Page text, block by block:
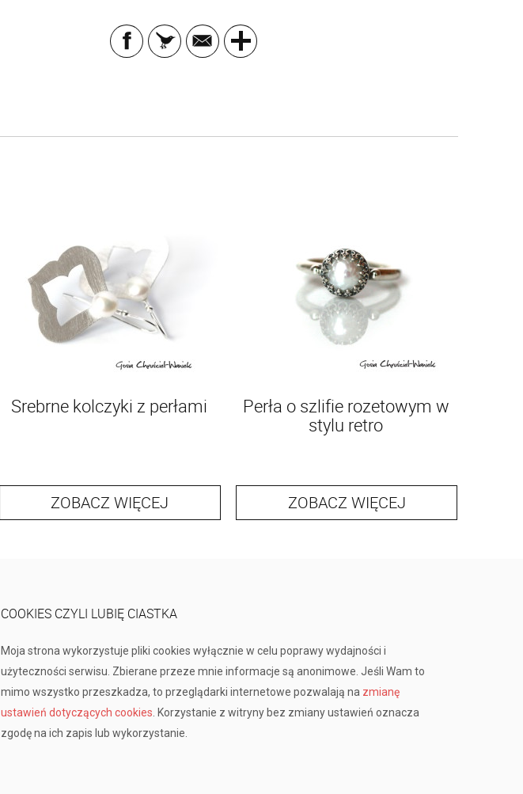
Srebrne kolczyki z perłami
ZOBACZ WIĘCEJ
Perła o szlifie rozetowym w
stylu retro
ZOBACZ WIĘCEJ
COOKIES CZYLI LUBIĘ CIASTKA
Moja strona wykorzystuje pliki cookies wyłącznie w celu poprawy wydajności i
użyteczności serwisu. Zbierane przeze mnie informacje są anonimowe. Jeśli Wam to
mimo wszystko przeszkadza, to przeglądarki internetowe pozwalają na zmianę
ustawień dotyczących cookies . Korzystanie z witryny bez zmiany ustawień oznacza
zgodę na ich zapis lub wykorzystanie.